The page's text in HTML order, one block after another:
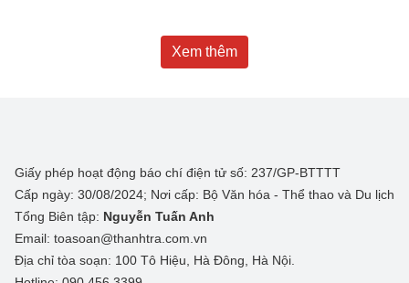
Xem thêm
Giấy phép hoạt động báo chí điện tử số: 237/GP-BTTTT
Cấp ngày: 30/08/2024; Nơi cấp: Bộ Văn hóa - Thể thao và Du lịch
Tổng Biên tập: Nguyễn Tuấn Anh
Email: toasoan@thanhtra.com.vn
Địa chỉ tòa soạn: 100 Tô Hiệu, Hà Đông, Hà Nội.